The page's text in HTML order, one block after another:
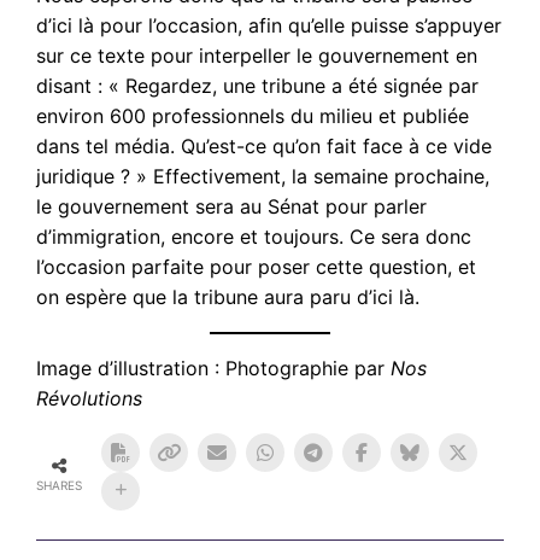
d’ici là pour l’occasion, afin qu’elle puisse s’appuyer
sur ce texte pour interpeller le gouvernement en
disant : « Regardez, une tribune a été signée par
environ 600 professionnels du milieu et publiée
dans tel média. Qu’est-ce qu’on fait face à ce vide
juridique ? » Effectivement, la semaine prochaine,
le gouvernement sera au Sénat pour parler
d’immigration, encore et toujours. Ce sera donc
l’occasion parfaite pour poser cette question, et
on espère que la tribune aura paru d’ici là.
Image d’illustration : Photographie par Nos
Révolutions
SHARES